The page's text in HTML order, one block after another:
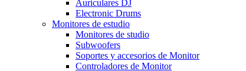
Auriculares DJ
Electronic Drums
Monitores de estudio
Monitores de studio
Subwoofers
Soportes y accesorios de Monitor
Controladores de Monitor